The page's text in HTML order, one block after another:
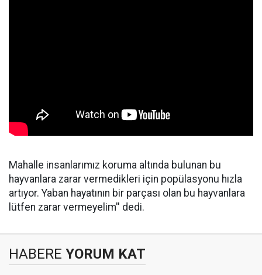
Mahalle insanlarımız koruma altında bulunan bu
hayvanlara zarar vermedikleri için popülasyonu hızla
artıyor. Yaban hayatının bir parçası olan bu hayvanlara
lütfen zarar vermeyelim'' dedi.
HABERE YORUM KAT